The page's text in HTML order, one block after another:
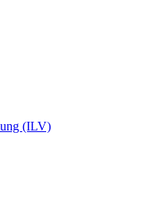
(ILV)